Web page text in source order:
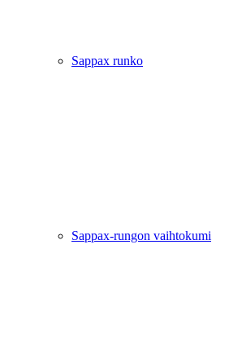
Sappax runko
Sappax-rungon vaihtokumi